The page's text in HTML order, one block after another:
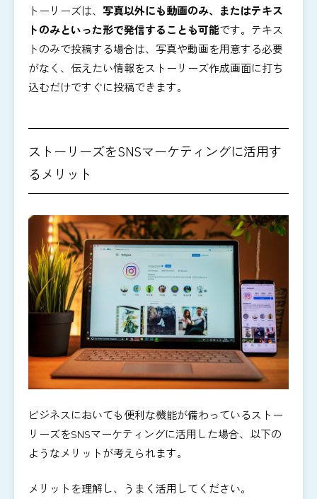
トーリーズは、 写真以外にも動画のみ、またはテキス
トのみといった形で発信することも可能です。テキス
トのみで投稿する場合は、写真や動画を用意する必要
がなく、伝えたい情報をストーリーズ作成画面に打ち
込むだけですぐに投稿できます。
ストーリーズをSNSマーケティングに活用す
るメリット
ビジネスにおいても便利な機能が備わっているストー
リーズをSNSマーケティングに活用した場合、以下の
ようなメリットが考えられます。
メリットを理解し、うまく活用してください。